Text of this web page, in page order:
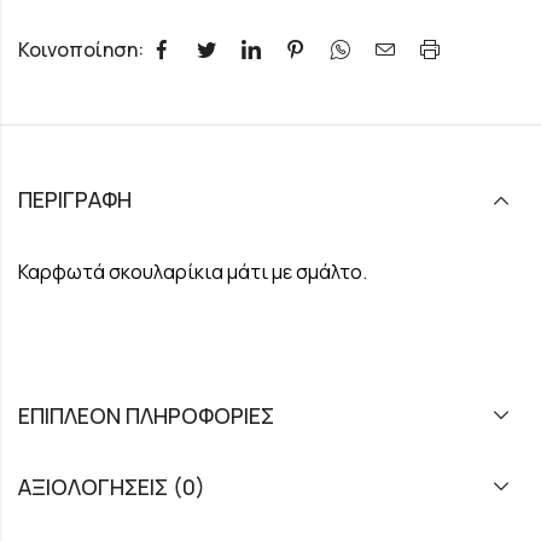
Κοινοποίηση:
ΠΕΡΙΓΡΑΦΉ
Καρφωτά σκουλαρίκια μάτι με σμάλτο.
ΕΠΙΠΛΈΟΝ ΠΛΗΡΟΦΟΡΊΕΣ
ΑΞΙΟΛΟΓΉΣΕΙΣ (0)